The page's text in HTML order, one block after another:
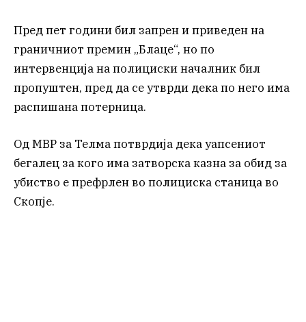
Пред пет години бил запрен и приведен на
граничниот премин „Блаце“, но по
интервенција на полициски началник бил
пропуштен, пред да се утврди дека по него има
распишана потерница.
Од МВР за Телма потврдија дека уапсениот
бегалец за кого има затворска казна за обид за
убиство е префрлен во полициска станица во
Скопје.